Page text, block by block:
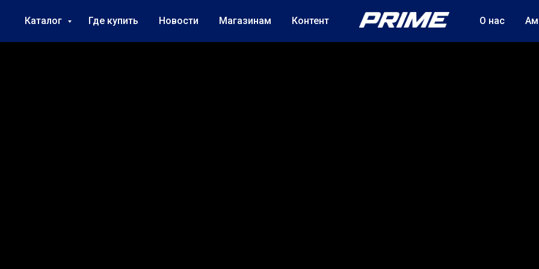
Каталог Где купить Новости Магазинам Контент О нас